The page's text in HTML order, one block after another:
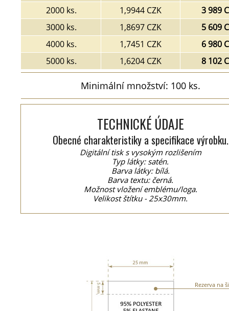
2000 ks.
1,9944 CZK
3 989
3000 ks.
1,8697 CZK
5 609
4000 ks.
1,7451 CZK
6 980
5000 ks.
1,6204 CZK 8 102
Minimální množství: 100 ks.
TECHNICKÉ ÚDAJE
Obecné charakteristiky a specifikace výrobku.
Digitální tisk s vysokým rozlišením
Typ látky: satén.
Barva látky: bílá.
Barva textu: černá.
Možnost vložení emblému/loga.
Velikost štítku - 25x30mm.
Rezerva na